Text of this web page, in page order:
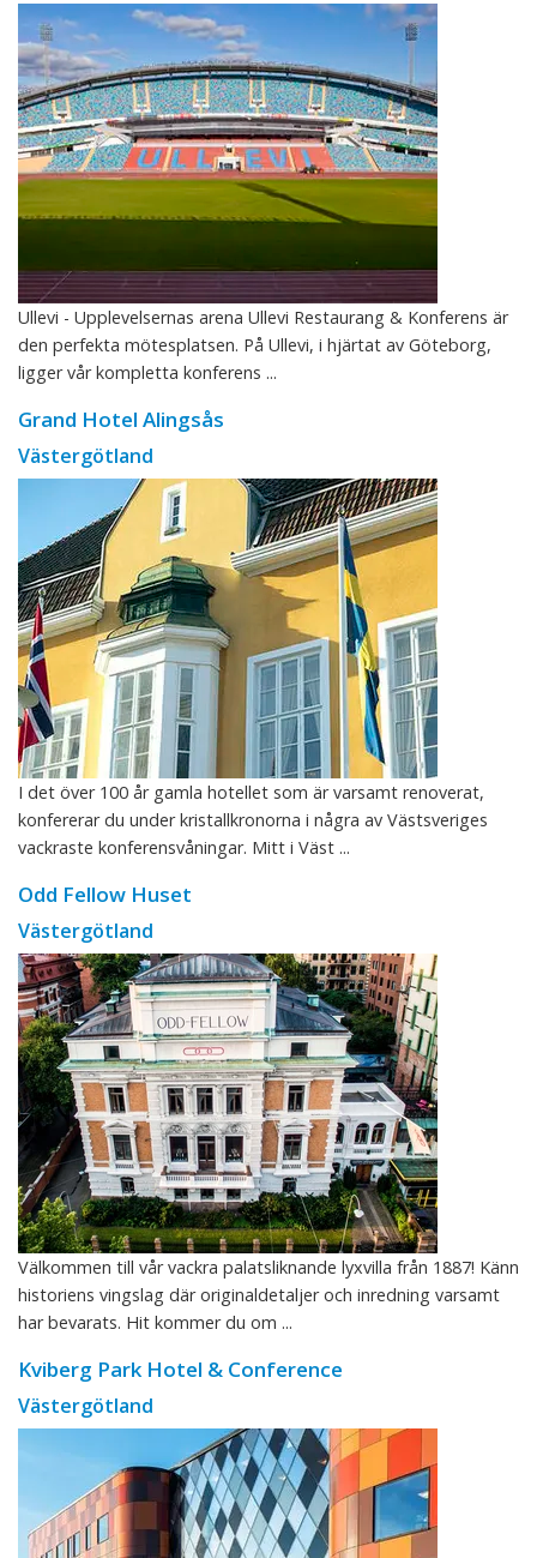
Ullevi - Upplevelsernas arena Ullevi Restaurang & Konferens är
den perfekta mötesplatsen. På Ullevi, i hjärtat av Göteborg,
ligger vår kompletta konferens ...
Grand Hotel Alingsås
Västergötland
I det över 100 år gamla hotellet som är varsamt renoverat,
konfererar du under kristallkronorna i några av Västsveriges
vackraste konferensvåningar. Mitt i Väst ...
Odd Fellow Huset
Västergötland
Välkommen till vår vackra palatsliknande lyxvilla från 1887! Känn
historiens vingslag där originaldetaljer och inredning varsamt
har bevarats. Hit kommer du om ...
Kviberg Park Hotel & Conference
Västergötland